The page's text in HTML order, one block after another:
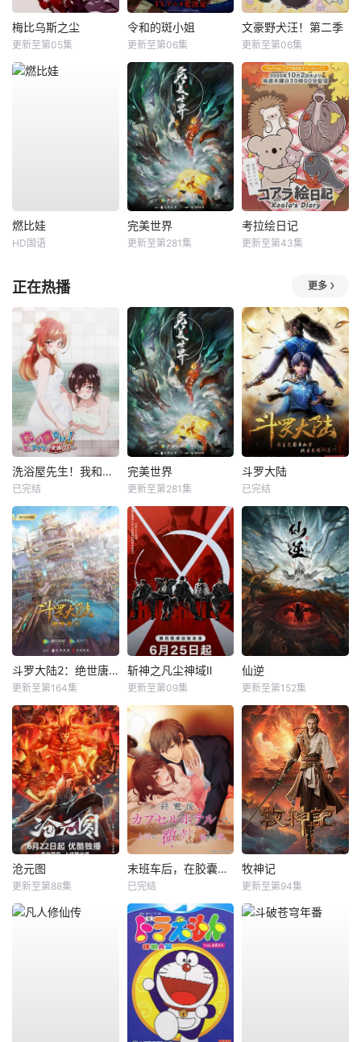
梅比乌斯之尘
更新至第05集
令和的斑小姐
更新至第06集
文豪野犬汪！第二季
更新至第06集
燃比娃
HD国语
完美世界
更新至第281集
考拉绘日记
更新至第43集
正在热播 更多
洗浴屋先生！我和那家伙在女浴池！？
已完结
完美世界
更新至第281集
斗罗大陆
已完结
斗罗大陆2：绝世唐门
更新至第164集
斩神之凡尘神域Ⅱ
更新至第09集
仙逆
更新至第152集
沧元图
更新至第88集
末班车后，在胶囊旅馆向上司传递微热的夜晚
已完结
牧神记
更新至第94集